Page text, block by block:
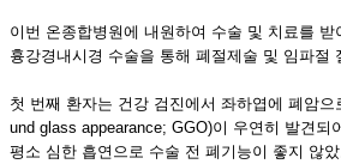
이번 온종합병원에 내원하여 수술 및 치료를 받
흉강경내시경 수술을 통해 폐절제술 및 임파절
첫 번째 환자는 건강 검진에서 좌하엽에 폐암
und glass appearance; GGO)이 우연히 발견되
평소 심한 흡연으로 수술 전 폐기능이 좋지 않